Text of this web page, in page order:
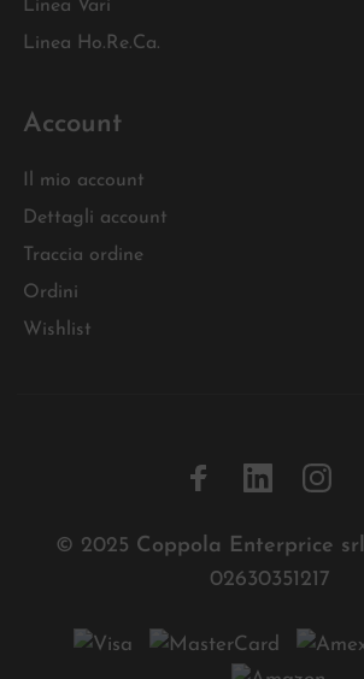
Linea Vari
Linea Ho.Re.Ca.
Account
Il mio account
Dettagli account
Traccia ordine
Ordini
Wishlist
© 2025 Coppola Enterprice srl
02630351217